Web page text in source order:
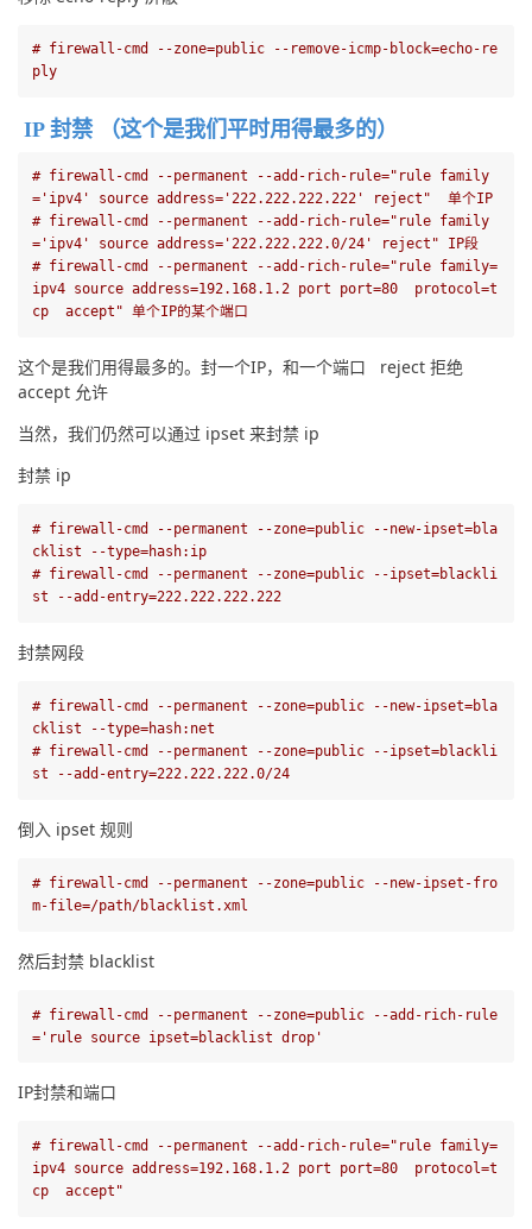
# firewall-cmd --zone=public --remove-icmp-block=echo-re
ply
IP 封禁 （这个是我们平时用得最多的）
# firewall-cmd --permanent --add-rich-rule="rule family
='ipv4' source address='222.222.222.222' reject"
  单个IP
# firewall-cmd --permanent --add-rich-rule="rule family
='ipv4' source address='222.222.222.0/24' reject" IP段
# firewall-cmd --permanent --add-rich-rule="rule family=
ipv4 source address=192.168.1.2 port port=80  protocol=t
cp  accept" 单个IP的某个端口
这个是我们用得最多的。封一个IP，和一个端口   reject 拒绝
accept 允许
当然，我们仍然可以通过 ipset 来封禁 ip
封禁 ip
# firewall-cmd --permanent --zone=public --new-ipset=bla
cklist --type=hash:ip
# firewall-cmd --permanent --zone=public --ipset=blackli
st --add-entry=222.222.222.222
封禁网段
# firewall-cmd --permanent --zone=public --new-ipset=bla
cklist --type=hash:net
# firewall-cmd --permanent --zone=public --ipset=blackli
st --add-entry=222.222.222.0/24
倒入 ipset 规则
# firewall-cmd --permanent --zone=public --new-ipset-fro
m-file=/path/blacklist.xml
然后封禁 blacklist
# firewall-cmd --permanent --zone=public --add-rich-rule
='rule source ipset=blacklist drop'
IP封禁和端口
# firewall-cmd --permanent --add-rich-rule="rule family=
ipv4 source address=192.168.1.2 port port=80  protocol=t
cp  accept"